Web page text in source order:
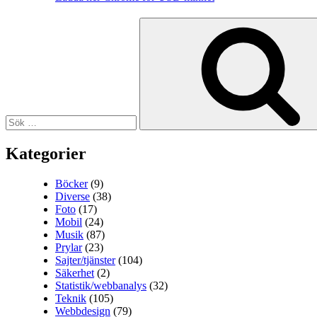
Kategorier
Böcker(9)
Diverse (38)
Foto (17)
Mobil (24)
Musik (87)
Prylar(23)
Sajter/tjänster(104)
Säkerhet (2)
Statistik/webbanalys (32)
Teknik (105)
Webbdesign (79)